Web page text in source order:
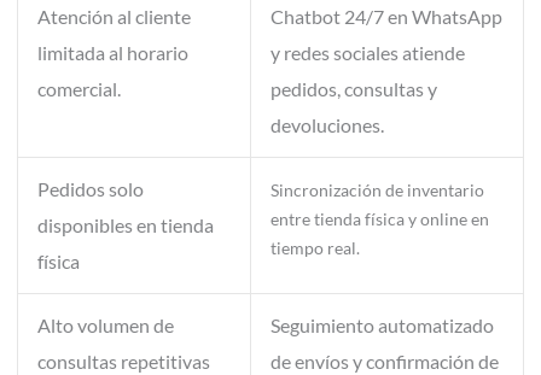
Atención al cliente
limitada al horario
comercial.
Chatbot 24/7 en WhatsApp
y redes sociales atiende
pedidos, consultas y
devoluciones.
Pedidos solo
disponibles en tienda
física
Sincronización de inventario
entre tienda física y online en
tiempo real.
Alto volumen de
consultas repetitivas
Seguimiento automatizado
de envíos y confirmación de